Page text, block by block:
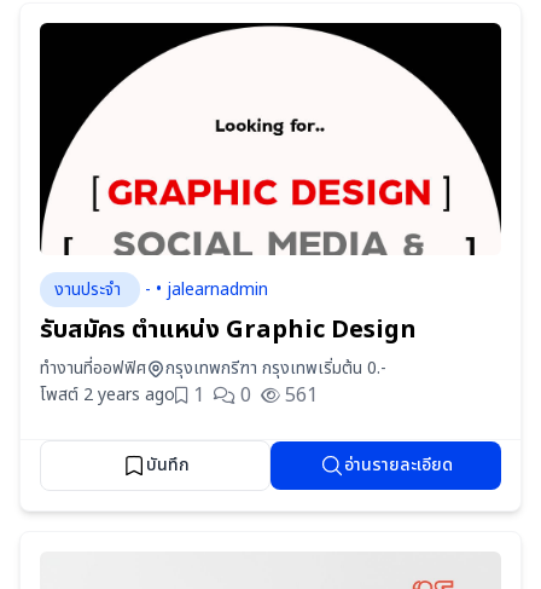
งานประจำ - • jalearnadmin
รับสมัคร ตำแหน่ง Graphic Design
ทำงานที่ออฟฟิศ กรุงเทพกรีฑา กรุงเทพเริ่มต้น 0.-
โพสต์ 2 years ago
1 0 561
บันทึก อ่านรายละเอียด